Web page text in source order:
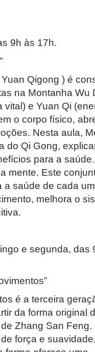
9h às 17h.
Qigong ) é
na Montanha Wu
e Yuan Qi
o corpo físico,
Nesta aula,
do Qi Gong,
para a
mente. Este
a saúde de cada
melhora o
e segunda, das
é a terceira
da forma original
Zhang San Feng.
força e